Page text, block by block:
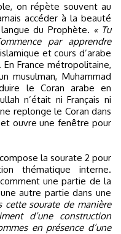
on répète souvent au
accéder à la beauté
du Prophète. « Tu
par apprendre
et cours d’arabe
France métropolitaine,
musulman, Muhammad
le Coran arabe en
n’était ni Français ni
replonge le Coran dans
ouvre une fenêtre pour
la sourate 2 pour
thématique interne.
une partie de la
autre partie dans une
cette sourate de manière
d’une construction
en présence d’une